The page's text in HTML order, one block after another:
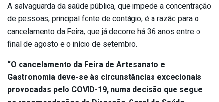
A salvaguarda da saúde pública, que impede a concentração
de pessoas, principal fonte de contágio, é a razão para o
cancelamento da Feira, que já decorre há 36 anos entre o
final de agosto e o início de setembro.
“O cancelamento da Feira de Artesanato e
Gastronomia deve-se às circunstâncias excecionais
provocadas pelo COVID-19, numa decisão que segue